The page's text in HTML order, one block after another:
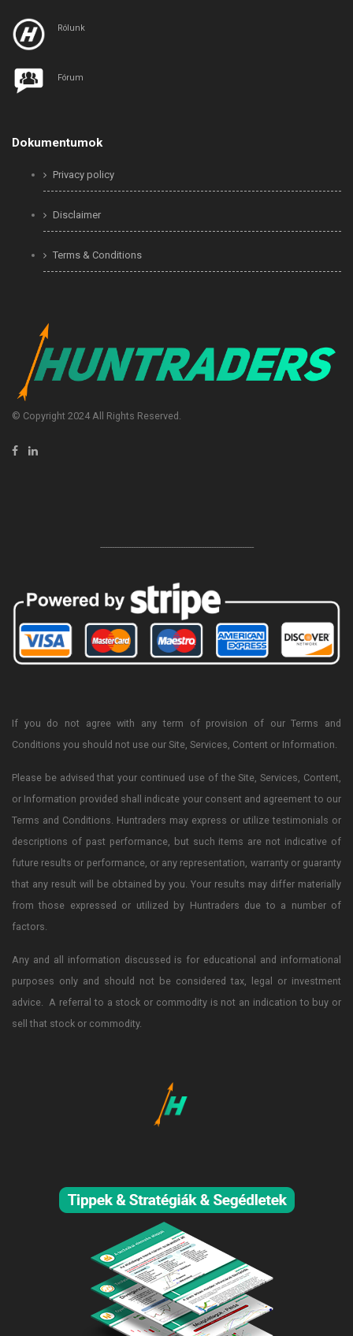
Rólunk
Fórum
Dokumentumok
Privacy policy
Disclaimer
Terms & Conditions
© Copyright 2024 All Rights Reserved.
-----------------------------------------------------------------
If you do not agree with any term of provision of our Terms and
Conditions you should not use our Site, Services, Content or Information.
Please be advised that your continued use of the Site, Services, Content,
or Information provided shall indicate your consent and agreement to our
Terms and Conditions. Huntraders may express or utilize testimonials or
descriptions of past performance, but such items are not indicative of
future results or performance, or any representation, warranty or guaranty
that any result will be obtained by you. Your results may differ materially
from those expressed or utilized by Huntraders due to a number of
factors.
Any and all information discussed is for educational and informational
purposes only and should not be considered tax, legal or investment
advice. A referral to a stock or commodity is not an indication to buy or
sell that stock or commodity.